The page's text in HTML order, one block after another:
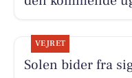
VEJRET
Solen bider fra